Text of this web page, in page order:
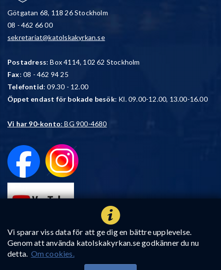
Vi sparar viss data för att ge dig en bättre upplevelse.
Genom att använda katolskakyrkan.se godkänner du nu
detta. Om cookies.
Götgatan 68, 118 26 Stockholm
08 - 462 66 00
sekretariat@katolskakyrkan.se
Postadress: Box 4114, 102 62 Stockholm
Fax: 08 - 462 94 25
Telefontid: 09.30 - 12.00
Öppet endast för bokade besök: Kl. 09.00-12.00, 13.00-16.00
Vi har 90-konto: BG 900-4680